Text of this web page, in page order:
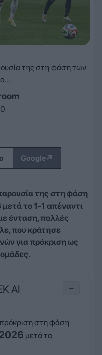
της στη φάση των
Google↗
της στη φάση
το 1-1 απέναντι
ένταση, πολλές
που κράτησε
για πρόκριση ως
AI −
στη φάση
μετά το